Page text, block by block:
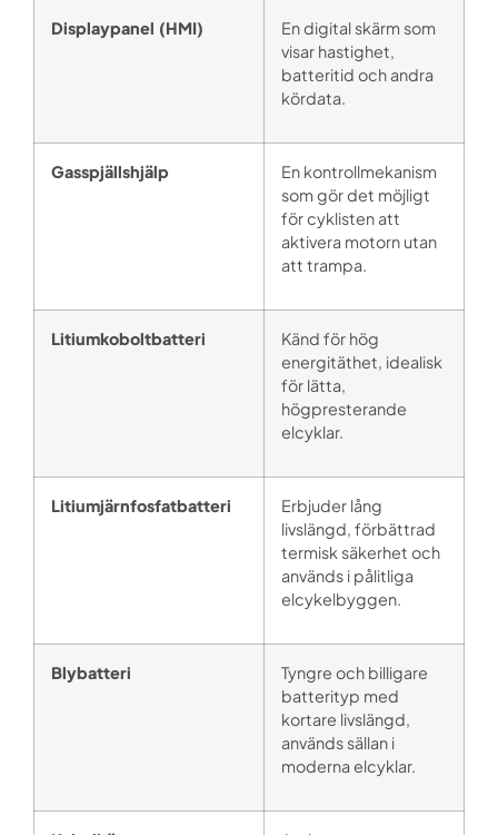
Displaypanel (HMI)
En digital skärm som
visar hastighet,
batteritid och andra
kördata.
Gasspjällshjälp
En kontrollmekanism
som gör det möjligt
för cyklisten att
aktivera motorn utan
att trampa.
Litiumkoboltbatteri
Känd för hög
energitäthet, idealisk
för lätta,
högpresterande
elcyklar.
Litiumjärnfosfatbatteri
Erbjuder lång
livslängd, förbättrad
termisk säkerhet och
används i pålitliga
elcykelbyggen.
Blybatteri
Tyngre och billigare
batterityp med
kortare livslängd,
används sällan i
moderna elcyklar.